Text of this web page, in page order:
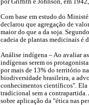
por Griffith e Johnson, em
Com base em estudo do
declarou que agregação de
maior do que a da soja.
cadeia de plantas medicinais é
Análise indígena – Ao avaliar
indígenas serem os
por mais de 13% do território
biodiversidade brasileira, a
conhecimentos científicos".
tradicional sem a
sobre aplicação da "ética nas